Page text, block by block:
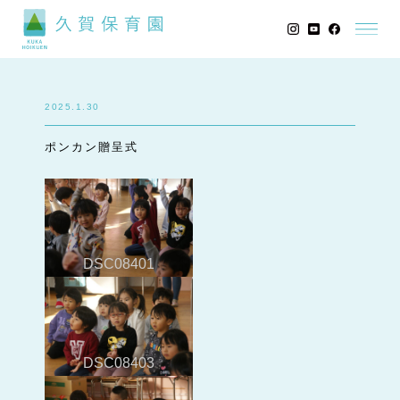
2025.1.30
ポンカン贈呈式
DSC08401
DSC08403